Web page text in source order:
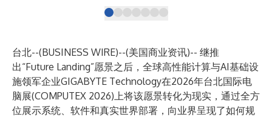
台北--(BUSINESS WIRE)--(美国商业资讯)-- 继推
出“Future Landing”愿景之后，全球高性能计算与AI基础设
施领军企业GIGABYTE Technology在2026年台北国际电
脑展(COMPUTEX 2026)上将该愿景转化为现实，通过全方
位展示系统、软件和真实世界部署，向业界呈现了如何规